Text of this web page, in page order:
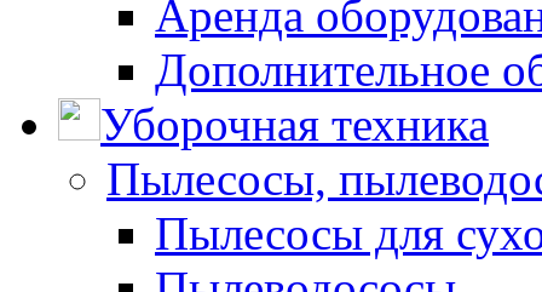
Аренда
Дополнительное
Уборочная техника
Пылесосы,
Пылесосы для